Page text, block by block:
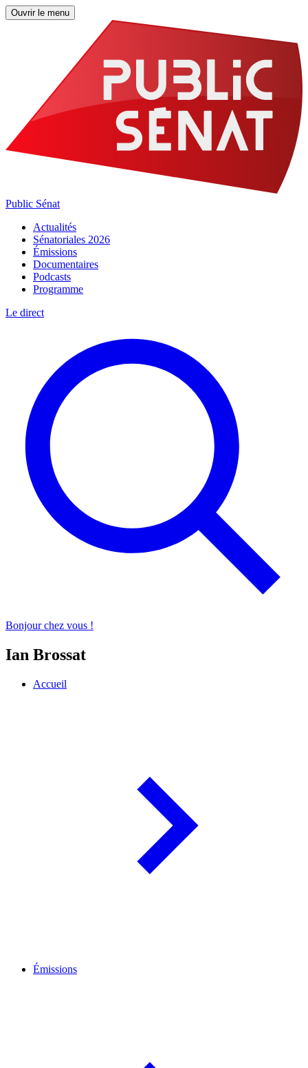
Ouvrir le menu
Public Sénat
Actualités
Sénatoriales 2026
Émissions
Documentaires
Podcasts
Programme
Le direct
Bonjour chez vous !
Ian Brossat
Accueil
Émissions